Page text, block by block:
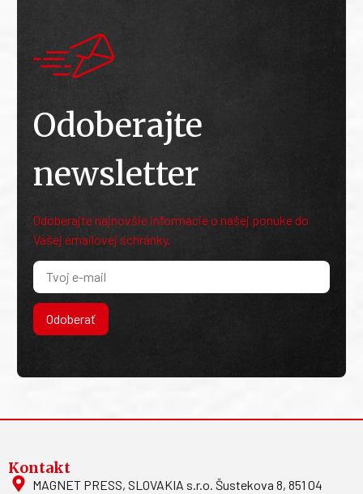
Odoberajte
newsletter
Odoberajte najnovšie informácie o našej ponuke do
Vašej emailovej schránky.
Odoberať
Kontakt
MAGNET PRESS, SLOVAKIA s.r.o. Šustekova 8, 851 04